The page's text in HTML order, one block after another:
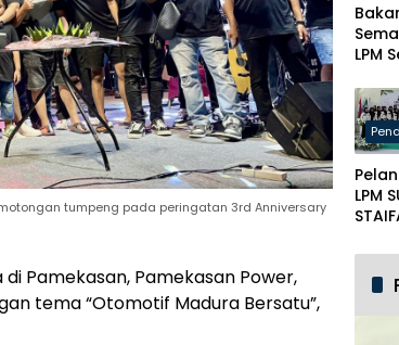
tumpeng pada peringatan 3rd Anniversary
Pamekasan, Pamekasan Power,
tema “Otomotif Madura Bersatu”,
Bakar
LPM
dan
LPM
Se-